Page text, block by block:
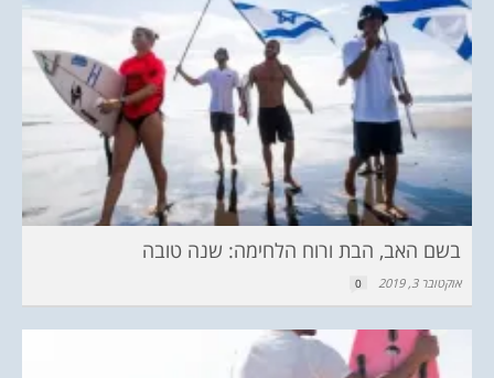
בשם האב, הבת ורוח הלחימה: שנה טובה
אוקטובר 3, 2019 0